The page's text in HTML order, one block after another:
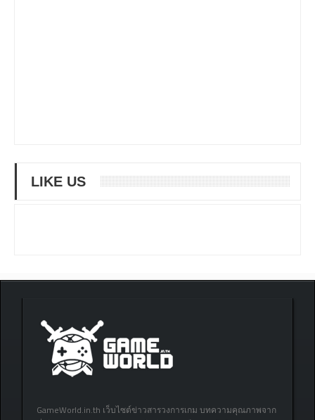
LIKE US
GameWorld.in.th เว็บไซต์ข่าวสารวงการเกม บทความคุณภาพจาก